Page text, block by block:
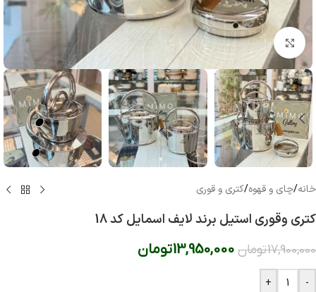
بزرگنمایی تصویر
خانه/چای و قهوه/کتری و قوری
کتری وقوری استیل برند لایف اسمایل کد 18
17,900,000تومان 13,950,000تومان
-
+